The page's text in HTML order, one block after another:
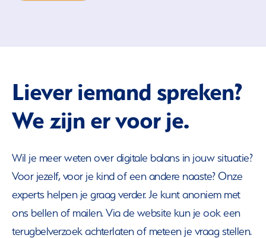
Liever iemand spreken?
We zijn er voor je.
Wil je meer weten over digitale balans in jouw situatie?
Voor jezelf, voor je kind of een andere naaste? Onze
experts helpen je graag verder. Je kunt anoniem met
ons bellen of mailen. Via de website kun je ook een
terugbelverzoek achterlaten of meteen je vraag stellen.